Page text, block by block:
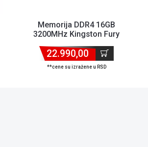
Memorija DDR4 16GB
3200MHz Kingston Fury
KF432C16BB12A/16
22.990,00
**cene su izražene u RSD